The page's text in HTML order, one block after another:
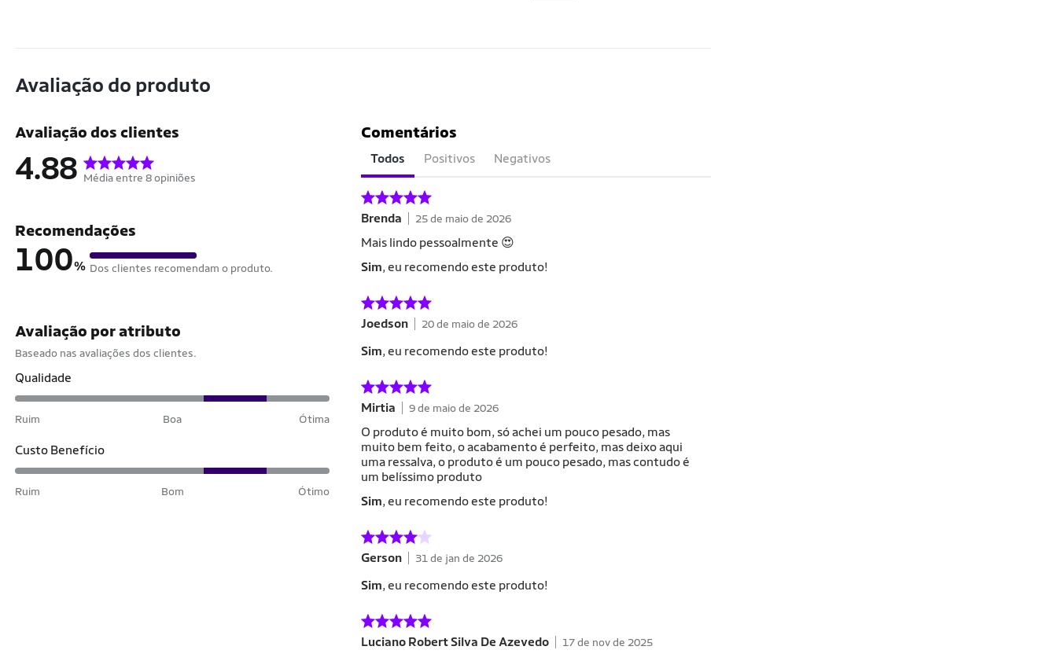
Avaliação do produto
Avaliação dos clientes
4.88 Média entre 8 opiniões
Recomendações
100% Dos clientes recomendam o produto.
Avaliação por atributo
Baseado nas avaliações dos clientes.
Qualidade
Ruim Boa Ótima
Custo Benefício
Ruim Bom Ótimo
Comentários
Todos Positivos Negativos
Brenda 25 de maio de 2026
Mais lindo pessoalmente 😍
Sim, eu recomendo este produto!
Joedson 20 de maio de 2026
Sim, eu recomendo este produto!
Mirtia 9 de maio de 2026
O produto é muito bom, só achei um pouco pesado, mas
muito bem feito, o acabamento é perfeito, mas deixo aqui
uma ressalva, o produto é um pouco pesado, mas contudo é
um belíssimo produto
Sim, eu recomendo este produto!
Gerson 31 de jan de 2026
Sim, eu recomendo este produto!
Luciano Robert Silva De Azevedo 17 de nov de 2025